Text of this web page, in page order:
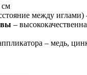
см
между
–
– медь,